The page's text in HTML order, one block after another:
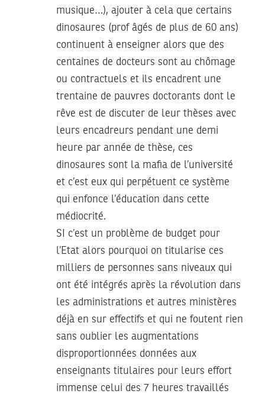
musique…), ajouter à cela que certains
dinosaures (prof âgés de plus de 60 ans)
continuent à enseigner alors que des
centaines de docteurs sont au chômage
ou contractuels et ils encadrent une
trentaine de pauvres doctorants dont le
rêve est de discuter de leur thèses avec
leurs encadreurs pendant une demi
heure par année de thèse, ces
dinosaures sont la mafia de l’université
et c’est eux qui perpétuent ce système
qui enfonce l’éducation dans cette
médiocrité.
SI c’est un problème de budget pour
l’Etat alors pourquoi on titularise ces
milliers de personnes sans niveaux qui
ont été intégrés après la révolution dans
les administrations et autres ministères
déjà en sur effectifs et qui ne foutent rien
sans oublier les augmentations
disproportionnées données aux
enseignants titulaires pour leurs effort
immense celui des 7 heures travaillés